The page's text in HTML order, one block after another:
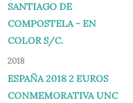
2018
ESPAÑA 2018 2 EUROS
CONMEMORATIVA UNC